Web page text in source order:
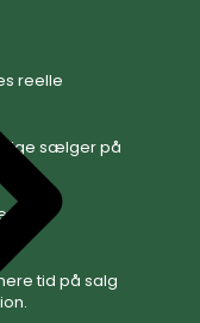
reelle
sælger på
viser
tid på salg